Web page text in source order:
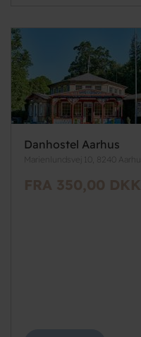
Danhostel Aarhus
Marienlundsvej 10, 8240 Aarhus
FRA 350,00 DKK